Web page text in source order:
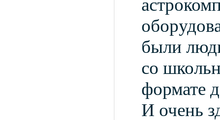
были
со
формате
И очень